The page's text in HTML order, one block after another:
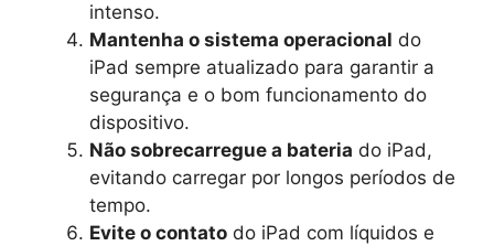
intenso.
Mantenha o sistema operacional do
iPad sempre atualizado para garantir a
segurança e o bom funcionamento do
dispositivo.
Não sobrecarregue a bateria do iPad,
evitando carregar por longos períodos de
tempo.
Evite o contato do iPad com líquidos e